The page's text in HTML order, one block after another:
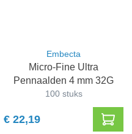
Embecta
Micro-Fine Ultra
Pennaalden 4 mm 32G
100 stuks
€ 22,19